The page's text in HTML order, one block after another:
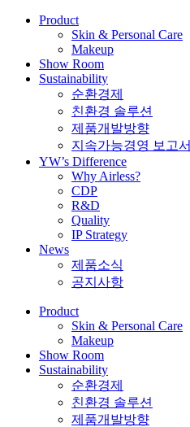
Product
Skin & Personal Care
Makeup
Show Room
Sustainability
순환경제
친환경 솔루션
제품개발방향
지속가능경영 보고서
YW’s Difference
Why Airless?
CDP
R&D
Quality
IP Strategy
News
제품소식
공지사항
Product
Skin & Personal Care
Makeup
Show Room
Sustainability
순환경제
친환경 솔루션
제품개발방향